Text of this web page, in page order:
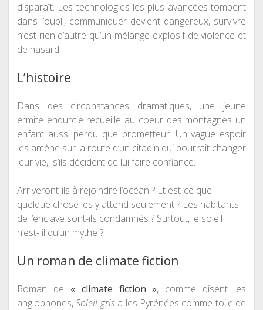
disparaît. Les technologies les plus avancées tombent
dans l’oubli, communiquer devient dangereux, survivre
n’est rien d’autre qu’un mélange explosif de violence et
de hasard.
L’histoire
Dans des circonstances dramatiques, une jeune
ermite endurcie recueille au coeur des montagnes un
enfant aussi perdu que prometteur. Un vague espoir
les amène sur la route d’un citadin qui pourrait changer
leur vie, s’ils décident de lui faire confiance.
Arriveront-ils à rejoindre l’océan ? Et est-ce que
quelque chose les y attend seulement ? Les habitants
de l’enclave sont-ils condamnés ? Surtout, le soleil
n’est- il qu’un mythe ?
Un roman de climate fiction
Roman de « climate fiction », comme disent les
anglophones,Soleil grisa les Pyrénées comme toile de